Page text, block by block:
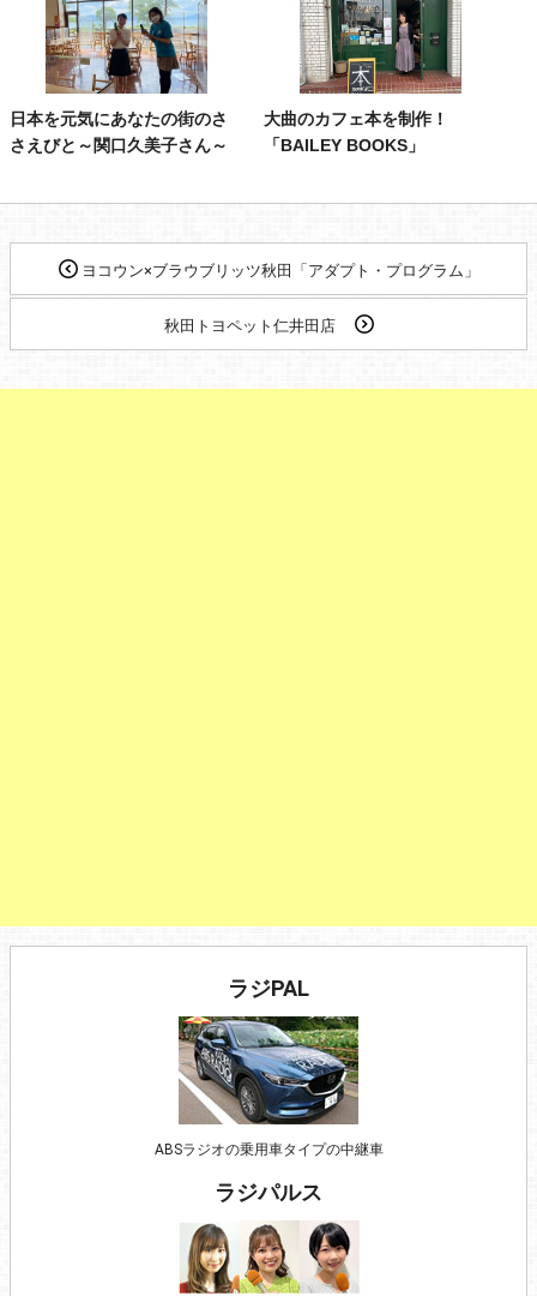
日本を元気にあなたの街のさ
さえびと～関口久美子さん～
大曲のカフェ本を制作！
「BAILEY BOOKS」
ヨコウン×ブラウブリッツ秋田「アダプト・プログラム」
秋田トヨペット仁井田店
ラジPAL
ABSラジオの乗用車タイプの中継車
ラジパルス